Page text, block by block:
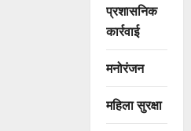
प्रशासनिक
कार्रवाई
मनोरंजन
महिला सुरक्षा